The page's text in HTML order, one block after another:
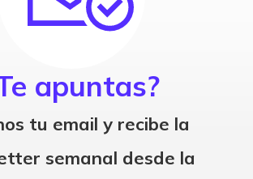
apuntas?
tu email y recibe la
semanal desde la